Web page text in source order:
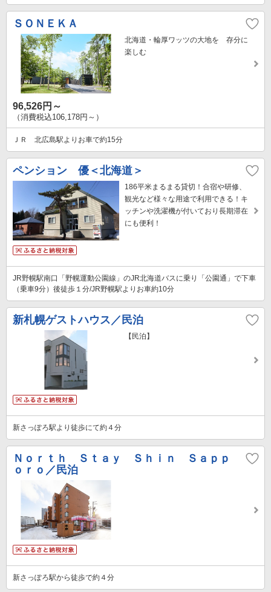
ＳＯＮＥＫＡ
北海道・輪厚ワッツの大地を 存分に
楽しむ
96,526円～
（消費税込106,178円～）
ＪＲ 北広島駅よりお車で約15分
ペンション 優＜北海道＞
186平米まるまる貸切！合宿や研修、
観光など様々な用途で利用できる！キ
ッチンや洗濯機が付いており長期滞在
にも便利！
JR野幌駅南口「野幌運動公園線」のJR北海道バスに乗り「公園通」で下車
（乗車9分）後徒歩１分/JR野幌駅よりお車約10分
新札幌ゲストハウス／民泊
【民泊】
新さっぽろ駅より徒歩にて約４分
Ｎｏｒｔｈ Ｓｔａｙ Ｓｈｉｎ Ｓａｐｐ
ｏｒｏ／民泊
新さっぽろ駅から徒歩で約４分